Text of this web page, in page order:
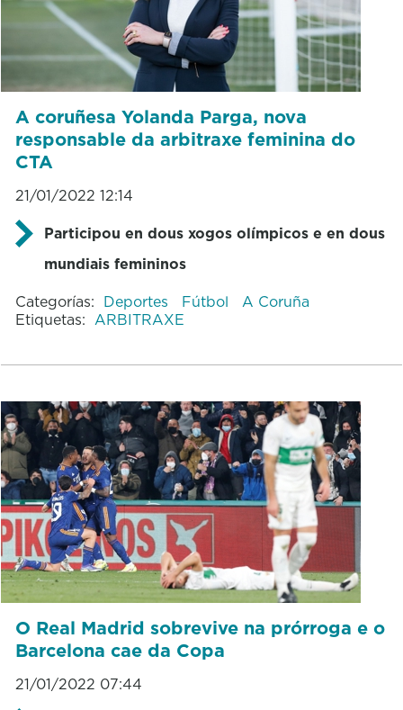
A coruñesa Yolanda Parga, nova
responsable da arbitraxe feminina do
CTA
21/01/2022 12:14
Participou en dous xogos olímpicos e en dous
mundiais femininos
Categorías: Deportes Fútbol
A Coruña
Etiquetas: ARBITRAXE
O Real Madrid sobrevive na prórroga e o
Barcelona cae da Copa
21/01/2022 07:44